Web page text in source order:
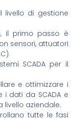
livello di gestione
il primo passo è
sensori, attuatori
SCADA per il
e ottimizzare i
dati da SCADA e
livello aziendale.
tutte le fasi